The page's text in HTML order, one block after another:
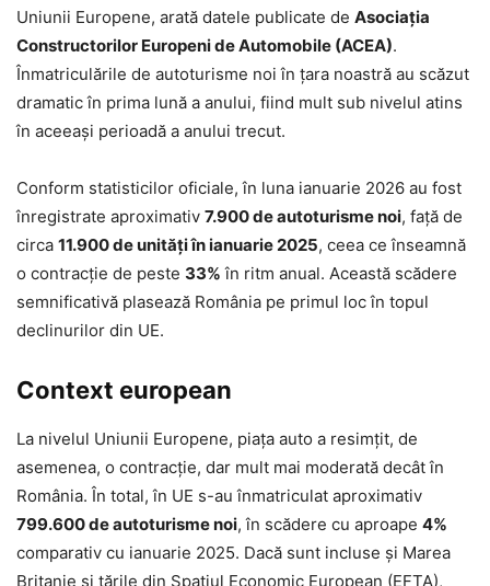
Uniunii Europene, arată datele publicate de Asociația
Constructorilor Europeni de Automobile (ACEA).
Înmatriculările de autoturisme noi în țara noastră au scăzut
dramatic în prima lună a anului, fiind mult sub nivelul atins
în aceeași perioadă a anului trecut.
Conform statisticilor oficiale, în luna ianuarie 2026 au fost
înregistrate aproximativ 7.900 de autoturisme noi, față de
circa 11.900 de unități în ianuarie 2025, ceea ce înseamnă
o contracție de peste 33% în ritm anual. Această scădere
semnificativă plasează România pe primul loc în topul
declinurilor din UE.
Context european
La nivelul Uniunii Europene, piața auto a resimțit, de
asemenea, o contracție, dar mult mai moderată decât în
România. În total, în UE s-au înmatriculat aproximativ
799.600 de autoturisme noi, în scădere cu aproape 4%
comparativ cu ianuarie 2025. Dacă sunt incluse și Marea
Britanie și țările din Spațiul Economic European (EFTA),